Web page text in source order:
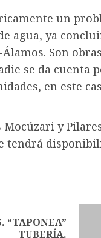
un
agua, ya
Son
se da cuenta
en este
Mocúzari y
tendrá
“TAPONEA”
TUBERÍA.